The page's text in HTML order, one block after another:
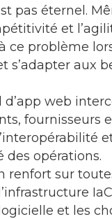
pas éternel.
et
problème
s’adapter aux
d’app web
fournisseurs
des opérations.
renfort sur
et les